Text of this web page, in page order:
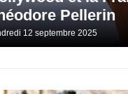
Pellerin
12 septembre 2025